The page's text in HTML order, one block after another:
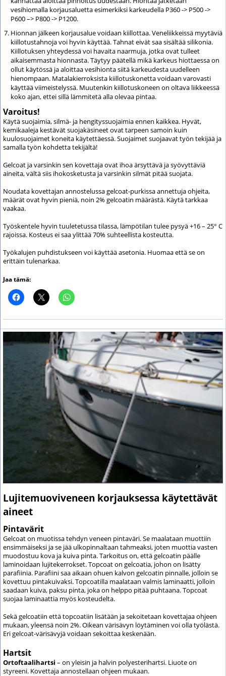
vesihiomalla korjausaluetta esimerkiksi karkeudella P360 -> P500 ->
P600 –> P800 -> P1200.
Hionnan jälkeen korjausalue voidaan kiillottaa. Veneliikkeissä myytäviä
kiillotustahnoja voi hyvin käyttää. Tahnat eivät saa sisältää silikonia.
Kiillotuksen yhteydessä voi havaita naarmuja, jotka ovat tulleet
aikaisemmasta hionnasta. Täytyy päätellä mikä karkeus hiottaessa on
ollut käytössä ja aloittaa vesihionta siitä karkeudesta uudelleen
hienompaan. Matalakierroksista kiillotuskonetta voidaan varovasti
käyttää viimeistelyssä. Muutenkin kiillotuskoneen on oltava liikkeessä
koko ajan, ettei sillä lämmitetä alla olevaa pintaa.
Varoitus!
Käytä suojaimia, silmä- ja hengityssuojaimia ennen kaikkea. Hyvät,
kemikaaleja kestävät suojakäsineet ovat tarpeen samoin kuin
kuulosuojaimet koneita käytettäessä. Suojaimet suojaavat työn tekijää ja
samalla työn kohdetta tekijältä!
Gelcoat ja varsinkin sen kovettaja ovat ihoa ärsyttävä ja syövyttäviä
aineita, vältä siis ihokosketusta ja varsinkin silmät pitää suojata.
Noudata kovettajan annostelussa gelcoat-purkissa annettuja ohjeita,
määrät ovat hyvin pieniä, noin 2% gelcoatin määrästä. Käytä tarkkaa
vaakaa.
Työskentele hyvin tuuletetussa tilassa, lämpötilan tulee pysyä +16 – 25° C
rajoissa. Kosteus ei saa ylittää 70% suhteellista kosteutta.
Työkalujen puhdistukseen voi käyttää asetonia. Huomaa että se on
erittäin tulenarkaa.
Jaa tämä:
Lujitemuoviveneen korjauksessa käytettävät
aineet
Pintavärit
Gelcoat on muotissa tehdyn veneen pintaväri. Se maalataan muottiin
ensimmäiseksi ja se jää ulkopinnaltaan tahmeaksi, joten muottia vasten
muodostuu kova ja kuiva pinta. Tarkoitus on, että gelcoatin päälle
laminoidaan lujitekerrokset. Topcoat on gelcoatia, johon on lisätty
parafiinia. Parafiini saa aikaan ohuen kalvon gelcoatin pinnalle, jolloin se
kovettuu pintakuivaksi. Topcoatilla maalataan valmis laminaatti, jolloin
saadaan kuiva, paksu pinta, joka on helppo pitää puhtaana. Topcoat
suojaa laminaattia myös kosteudelta.
Sekä gelcoatiin että topcoatiin lisätään ja sekoitetaan kovettajaa ohjeen
mukaan, yleensä noin 2%. Oikean värisävyn löytäminen voi olla työlästä.
Eri gelcoat-värisävyjä voidaan sekoittaa keskenään.
Hartsit
Ortoftaalihartsi – on yleisin ja halvin polyesterihartsi. Liuote on
styreeni. Kovettaja annostellaan ohjeen mukaan.